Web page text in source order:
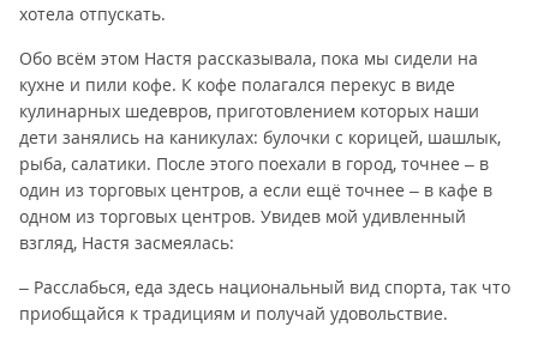
хотела отпускать.
Обо всём этом Настя рассказывала, пока мы сидели на
кухне и пили кофе. К кофе полагался перекус в виде
кулинарных шедевров, приготовлением которых наши
дети занялись на каникулах: булочки с корицей, шашлык,
рыба, салатики. После этого поехали в город, точнее – в
один из торговых центров, а если ещё точнее – в кафе в
одном из торговых центров. Увидев мой удивленный
взгляд, Настя засмеялась:
­– Расслабься, еда здесь национальный вид спорта, так что
приобщайся к традициям и получай удовольствие.